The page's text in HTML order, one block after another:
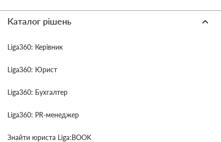
Каталог рішень
Liga360: Керівник
Liga360: Юрист
Liga360: Бухгалтер
Liga360: PR-менеджер
Знайти юриста Liga:BOOK